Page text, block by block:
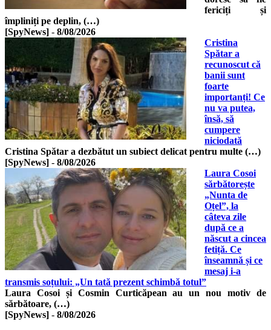
fericiți și
împliniți pe deplin, (…)
[SpyNews] - 8/08/2026
Cristina
Spătar a
recunoscut că
banii sunt
foarte
importanți! Ce
nu va putea,
însă, să
cumpere
niciodată
Cristina Spătar a dezbătut un subiect delicat pentru multe (…)
[SpyNews] - 8/08/2026
Laura Cosoi
sărbătorește
„Nunta de
Oțel”, la
câteva zile
după ce a
născut a cincea
fetiță. Ce
înseamnă și ce
mesaj i-a
transmis soțului: „Un tată prezent schimbă totul”
Laura Cosoi și Cosmin Curticăpean au un nou motiv de
sărbătoare, (…)
[SpyNews] - 8/08/2026